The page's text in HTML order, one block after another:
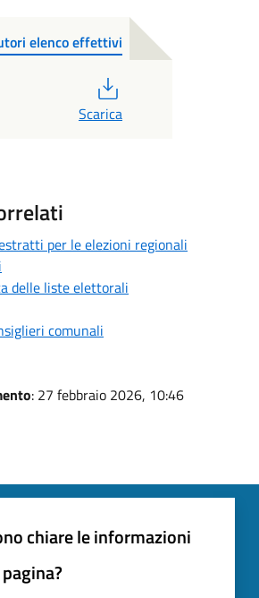
elenco effettivi
Scarica
per le elezioni regionali
delle liste elettorali
comunali
: 27 febbraio 2026, 10:46
chiare le informazioni